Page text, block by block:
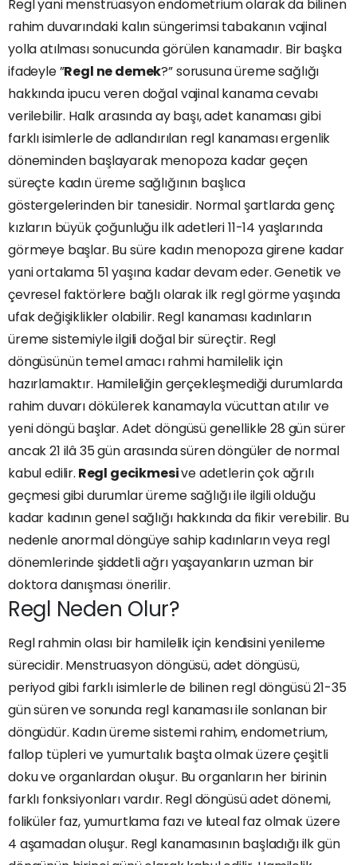
Regl yani menstrüasyon endometrium olarak da bilinen
rahim duvarındaki kalın süngerimsi tabakanın vajinal
yolla atılması sonucunda görülen kanamadır. Bir başka
ifadeyle ”Regl ne demek?” sorusuna üreme sağlığı
hakkında ipucu veren doğal vajinal kanama cevabı
verilebilir. Halk arasında ay başı, adet kanaması gibi
farklı isimlerle de adlandırılan regl kanaması ergenlik
döneminden başlayarak menopoza kadar geçen
süreçte kadın üreme sağlığının başlıca
göstergelerinden bir tanesidir. Normal şartlarda genç
kızların büyük çoğunluğu ilk adetleri 11-14 yaşlarında
görmeye başlar. Bu süre kadın menopoza girene kadar
yani ortalama 51 yaşına kadar devam eder. Genetik ve
çevresel faktörlere bağlı olarak ilk regl görme yaşında
ufak değişiklikler olabilir. Regl kanaması kadınların
üreme sistemiyle ilgili doğal bir süreçtir. Regl
döngüsünün temel amacı rahmi hamilelik için
hazırlamaktır. Hamileliğin gerçekleşmediği durumlarda
rahim duvarı dökülerek kanamayla vücuttan atılır ve
yeni döngü başlar. Adet döngüsü genellikle 28 gün sürer
ancak 21 ilâ 35 gün arasında süren döngüler de normal
kabul edilir. Regl gecikmesive adetlerin çok ağrılı
geçmesi gibi durumlar üreme sağlığı ile ilgili olduğu
kadar kadının genel sağlığı hakkında da fikir verebilir. Bu
nedenle anormal döngüye sahip kadınların veya regl
dönemlerinde şiddetli ağrı yaşayanların uzman bir
doktora danışması önerilir.
Regl Neden Olur?
Regl rahmin olası bir hamilelik için kendisini yenileme
sürecidir. Menstruasyon döngüsü, adet döngüsü,
periyod gibi farklı isimlerle de bilinen regl döngüsü 21-35
gün süren ve sonunda regl kanaması ile sonlanan bir
döngüdür. Kadın üreme sistemi rahim, endometrium,
fallop tüpleri ve yumurtalık başta olmak üzere çeşitli
doku ve organlardan oluşur. Bu organların her birinin
farklı fonksiyonları vardır. Regl döngüsü adet dönemi,
foliküler faz, yumurtlama fazı ve luteal faz olmak üzere
4 aşamadan oluşur. Regl kanamasının başladığı ilk gün